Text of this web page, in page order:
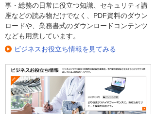
事・総務の日常に役立つ知識、セキュリティ講
座などの読み物だけでなく、PDF資料のダウン
ロードや、業務書式のダウンロードコンテンツ
なども用意しています。
ビジネスお役立ち情報を見てみる